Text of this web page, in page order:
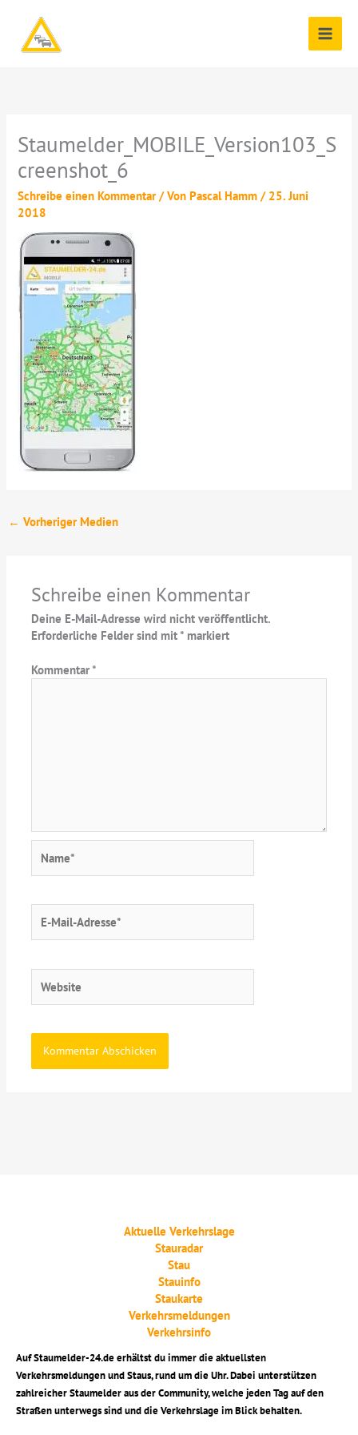
springen
Staumelder_MOBILE_Version103_S
creenshot_6
Schreibe einen Kommentar / VonPascal Hamm/ 25. Juni
2018
← Vorheriger Medien
Schreibe einen Kommentar
Deine E-Mail-Adresse wird nicht veröffentlicht.
Erforderliche Felder sind mit* markiert
Kommentar*
Mail-
Aktuelle Verkehrslage
Stauradar
Stau
Stauinfo
Staukarte
Verkehrsmeldungen
Verkehrsinfo
Auf Staumelder-24.de erhältst du immer die aktuellsten
Verkehrsmeldungen und Staus, rund um die Uhr. Dabei unterstützen
zahlreicher Staumelder aus der Community, welche jeden Tag auf den
Straßen unterwegs sind und die Verkehrslage im Blick behalten.